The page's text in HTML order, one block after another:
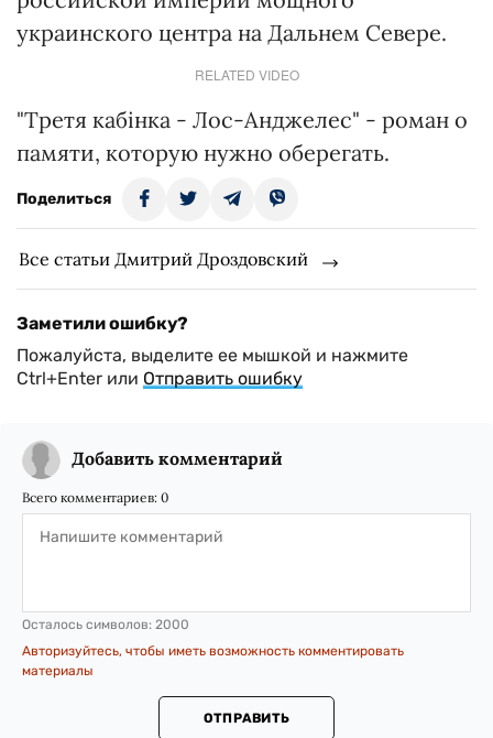
украинского центра на Дальнем Севере.
RELATED VIDEO
"Третя кабінка - Лос-Анджелес" - роман о
памяти, которую нужно оберегать.
Поделиться
Все статьи Дмитрий Дроздовский
Заметили ошибку?
Пожалуйста, выделите ее мышкой и нажмите
Ctrl+Enter или Отправить ошибку
Добавить комментарий
Всего комментариев: 0
Осталось символов: 2000
Авторизуйтесь, чтобы иметь возможность комментировать
материалы
ОТПРАВИТЬ